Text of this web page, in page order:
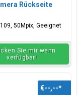
Rückseite
50Mpix, Geeignet
Sie mir wenn
verfügbar!
€--,--*